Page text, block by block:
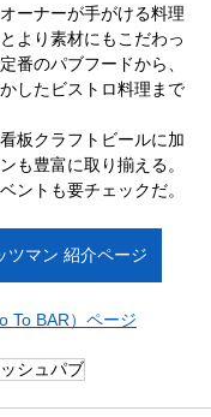
ーナーが手がける料理
より素材にもこだわっ
番のパブフードから、
したビストロ料理まで
板クラフトビールに加
も豊富に取り揃える。
ントも要チェックだ。
ツマン 紹介ページ
To BAR）ページ
シュパブ